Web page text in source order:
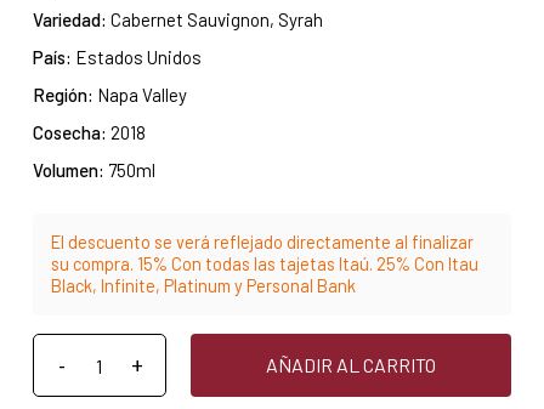
Variedad: Cabernet Sauvignon, Syrah
País: Estados Unidos
Región: Napa Valley
Cosecha: 2018
Volumen: 750ml
El descuento se verá reflejado directamente al finalizar
su compra. 15% Con todas las tajetas Itaú. 25% Con Itau
Black, Infinite, Platinum y Personal Bank
AÑADIR AL CARRITO